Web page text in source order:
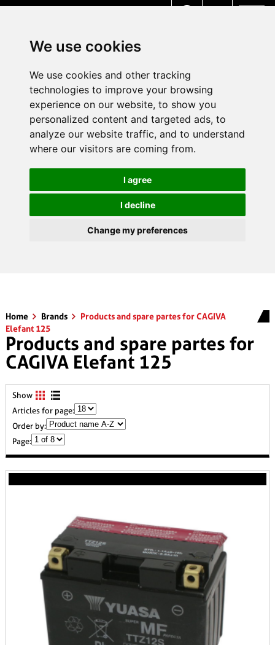
We use cookies
We use cookies and other tracking
technologies to improve your browsing
experience on our website, to show you
personalized content and targeted ads, to
analyze our website traffic, and to understand
where our visitors are coming from.
I agree
I decline
Change my preferences
Home Brands
Products and spare partes for CAGIVA
Elefant 125
Products and spare partes for
CAGIVA Elefant 125
Show
Articles for page:
Order by:
Page: